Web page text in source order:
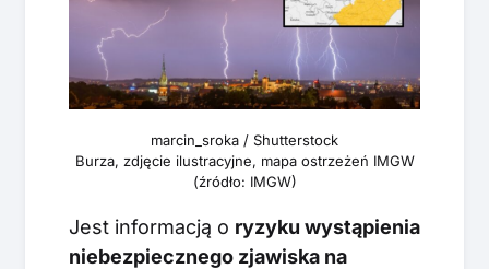
marcin_sroka / Shutterstock
Burza, zdjęcie ilustracyjne, mapa ostrzeżeń IMGW
(źródło: IMGW)
Jest informacją o ryzyku wystąpienia
niebezpiecznego zjawiska na